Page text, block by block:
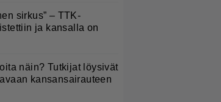
sirkus” – TTK-
ja kansalla on
näin? Tutkijat löysivät
kansansairauteen